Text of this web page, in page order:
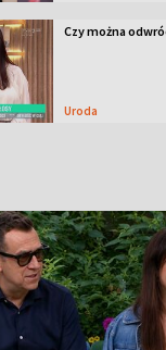
Czy można
Uroda